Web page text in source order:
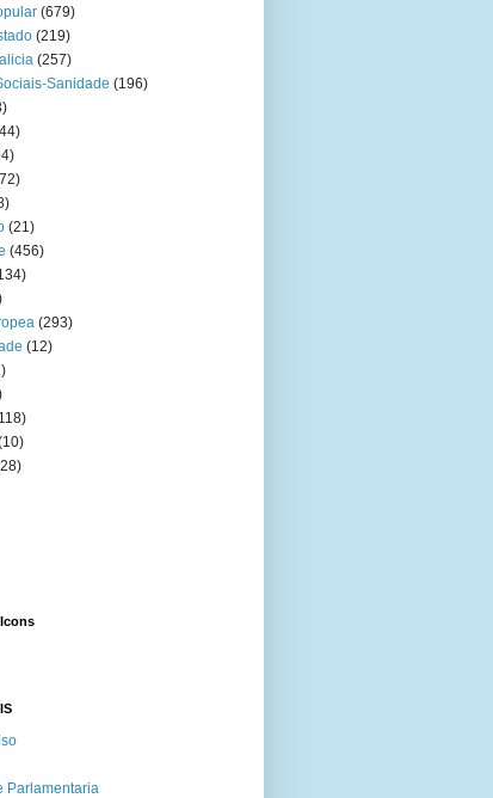
(679)
(219)
(257)
Sanidade (196)
(21)
(456)
(293)
(12)
Parlamentaria